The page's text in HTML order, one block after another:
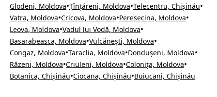
Glodeni, Moldova•Țînțăreni, Moldova•Telecentru, Chișinău•
Vatra, Moldova•Cricova, Moldova•Peresecina, Moldova•
Leova, Moldova•Vadul lui Vodă, Moldova•
Basarabeasca, Moldova•Vulcănești, Moldova•
Congaz, Moldova•Taraclia, Moldova•Dondușeni, Moldova•
Răzeni, Moldova•Criuleni, Moldova•Colonița, Moldova•
Botanica, Chișinău•Ciocana, Chișinău•Buiucani, Chișinău